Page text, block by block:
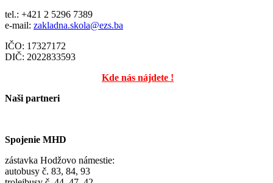
tel.: +421 2 5296 7389
e-mail: zakladna.skola@ezs.ba
IČO: 17327172
DIČ: 2022833593
Kde nás nájdete !
Naši partneri
Spojenie MHD
zástavka Hodžovo námestie:
autobusy č. 83, 84, 93